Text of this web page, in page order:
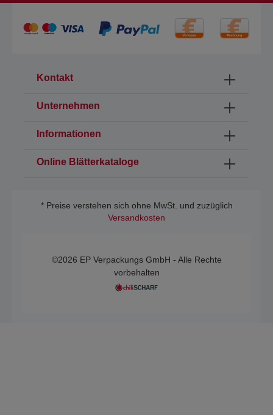
Kontakt
Unternehmen
Informationen
Online Blätterkataloge
* Preise verstehen sich ohne MwSt. und zuzüglich
Versandkosten
©2026 EP Verpackungs GmbH - Alle Rechte
vorbehalten